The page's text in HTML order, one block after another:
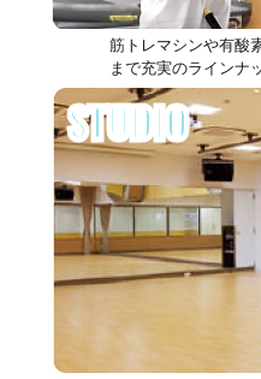
筋トレマシンや有酸
まで充実のラインナッ
STUDIO